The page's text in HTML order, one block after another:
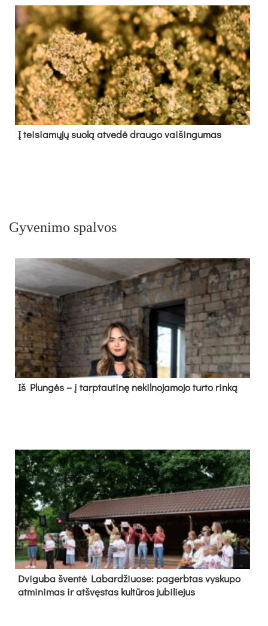
Į tei­sia­mų­jų suo­lą at­ve­dė drau­go vai­šin­gu­mas
Gyvenimo spalvos
Iš Plungės – į tarptautinę nekilnojamojo turto rinką
Dvi­gu­ba šven­tė La­bar­džiuo­se: pa­gerb­tas vys­ku­po
at­mi­ni­mas ir at­švęs­tas kul­tū­ros ju­bi­lie­jus